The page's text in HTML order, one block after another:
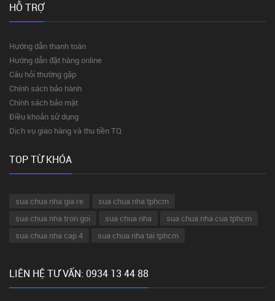
HỖ TRỢ
Hướng dẫn thanh toán
Hướng dẫn đặt hàng online
Câu hỏi thường gặp
Chính sách bảo hành
Chính sách bảo mật
Điều khoản sử dụng
Dịch vụ giao hàng và thu tiền TQ
TOP TỪ KHÓA
sua chua nha gia re
sua chua nha tphcm
sua chua nha tron goi
sua chua nha
sua chua nha cua tphcm
sua chua nha cap 4
sua chua nha tai tphcm
LIÊN HỆ TƯ VẤN: 0934 13 44 88